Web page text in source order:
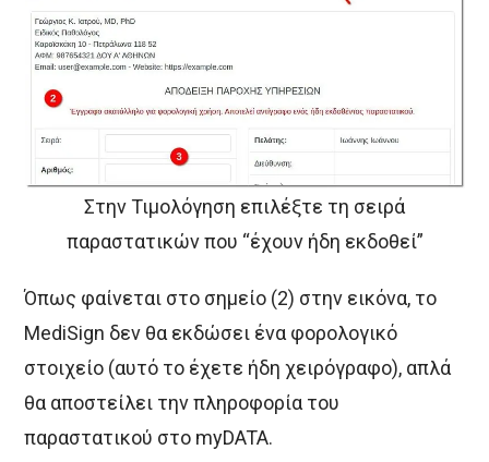
Στην Τιμολόγηση επιλέξτε τη σειρά
παραστατικών που “έχουν ήδη εκδοθεί”
Όπως φαίνεται στο σημείο (2) στην εικόνα, το
MediSign δεν θα εκδώσει ένα φορολογικό
στοιχείο (αυτό το έχετε ήδη χειρόγραφο), απλά
θα αποστείλει την πληροφορία του
παραστατικού στο myDATA.